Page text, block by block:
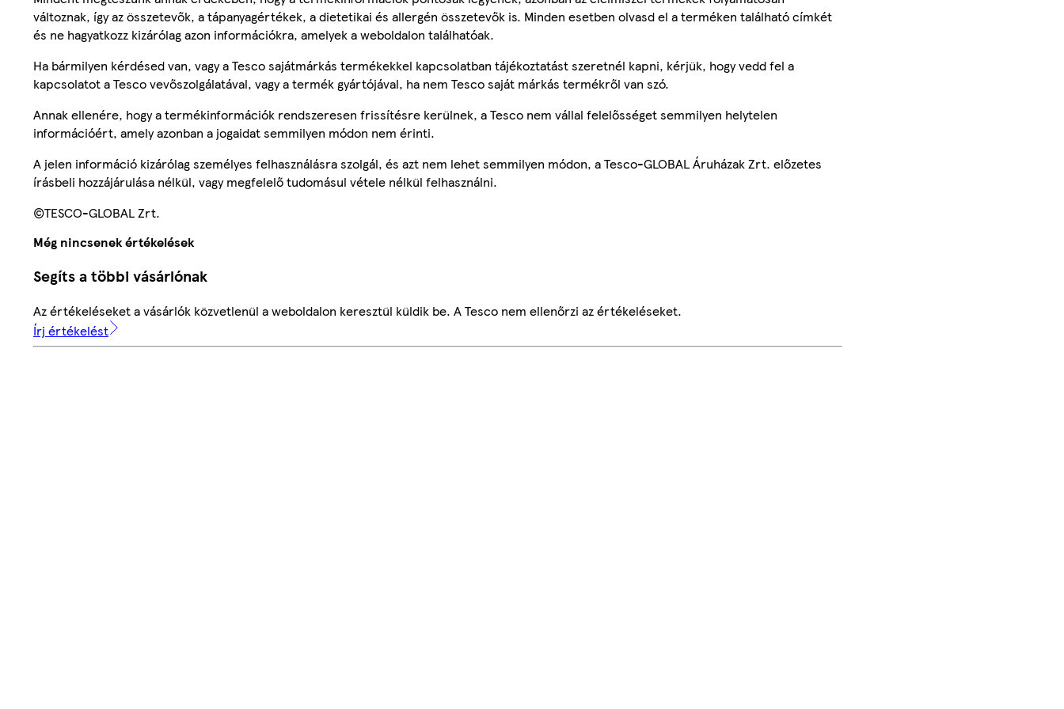
változnak, így az összetevők, a tápanyagértékek, a dietetikai és allergén összetevők is. Minden esetben olvasd el a terméken található címkét
és ne hagyatkozz kizárólag azon információkra, amelyek a weboldalon találhatóak.
Ha bármilyen kérdésed van, vagy a Tesco sajátmárkás termékekkel kapcsolatban tájékoztatást szeretnél kapni, kérjük, hogy vedd fel a
kapcsolatot a Tesco vevőszolgálatával, vagy a termék gyártójával, ha nem Tesco saját márkás termékről van szó.
Annak ellenére, hogy a termékinformációk rendszeresen frissítésre kerülnek, a Tesco nem vállal felelősséget semmilyen helytelen
információért, amely azonban a jogaidat semmilyen módon nem érinti.
A jelen információ kizárólag személyes felhasználásra szolgál, és azt nem lehet semmilyen módon, a Tesco-GLOBAL Áruházak Zrt. előzetes
írásbeli hozzájárulása nélkül, vagy megfelelő tudomásul vétele nélkül felhasználni.
©TESCO-GLOBAL Zrt.
Még nincsenek értékelések
Segíts a többi vásárlónak
Az értékeléseket a vásárlók közvetlenül a weboldalon keresztül küldik be. A Tesco nem ellenőrzi az értékeléseket.
Írj értékelést